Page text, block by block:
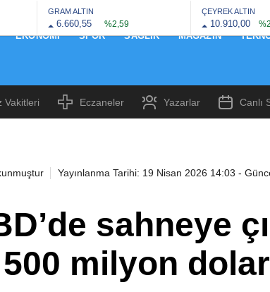
GRAM ALTIN
6.660,55 %2,59
ÇEYREK ALTIN
10.910,00
EKONOMI SPOR SAĞLIK MAGAZIN
Vakitleri Eczaneler Yazarlar Canlı
Yayınlanma Tarihi: 19 Nisan 2026 14:03 -
sahneye
milyon dolar